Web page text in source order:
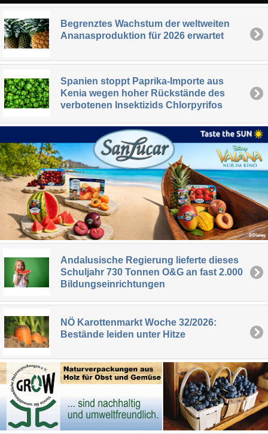
Begrenztes Wachstum der weltweiten
Ananasproduktion für 2026 erwartet
Spanien stoppt Paprika-Importe aus
Kenia wegen hoher Rückstände des
verbotenen Insektizids Chlorpyrifos
Andalusische Regierung lieferte dieses
Schuljahr 730 Tonnen O&G an fast 2.000
Bildungseinrichtungen
NÖ Karottenmarkt Woche 32/2026:
Bestände leiden unter Hitze